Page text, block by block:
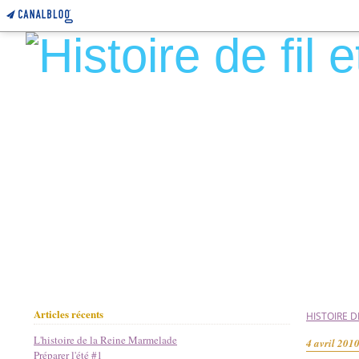
Articles récents
L'histoire de la Reine Marmelade
Préparer l'été #1
HISTOIRE
4 avril 2010